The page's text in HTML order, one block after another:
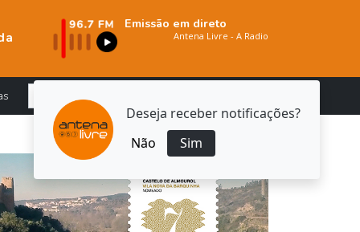
Deseja receber notificações?
Não
Sim
Emissão em direto